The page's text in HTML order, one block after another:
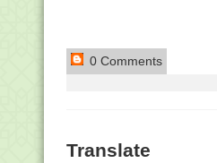
0 Comments
Translate